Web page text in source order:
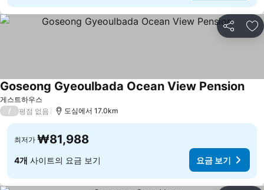
공유 즐
게스트하우스
Goseong Gyeoulbada Ocean View Pension
/ 평점 없음 도심에서 17.0km
최저가 ₩81,988
4개 사이트의 요금 보기 요금 보기